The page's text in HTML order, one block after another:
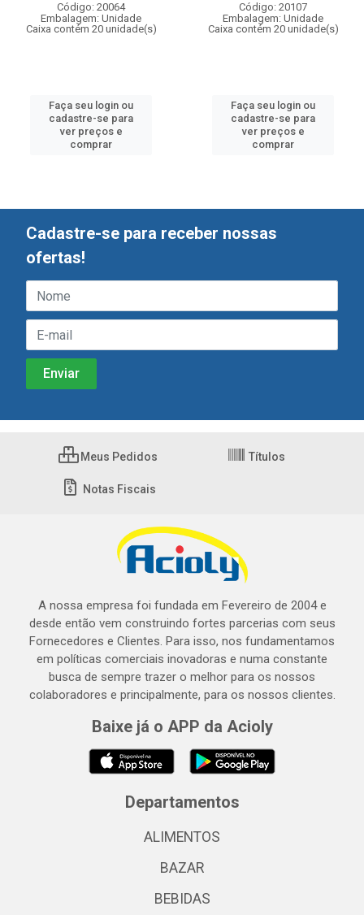
Código: 20064
Embalagem: Unidade
Caixa contém 20 unidade(s)
Faça seu login ou
cadastre-se para
ver preços e
comprar
Código: 20107
Embalagem: Unidade
Caixa contém 20 unidade(s)
Faça seu login ou
cadastre-se para
ver preços e
comprar
Cadastre-se para receber nossas
ofertas!
Meus Pedidos Títulos
Notas Fiscais
A nossa empresa foi fundada em Fevereiro de 2004 e
desde então vem construindo fortes parcerias com seus
Fornecedores e Clientes. Para isso, nos fundamentamos
em políticas comerciais inovadoras e numa constante
busca de sempre trazer o melhor para os nossos
colaboradores e principalmente, para os nossos clientes.
Baixe já o APP da Acioly
Departamentos
ALIMENTOS
BAZAR
BEBIDAS